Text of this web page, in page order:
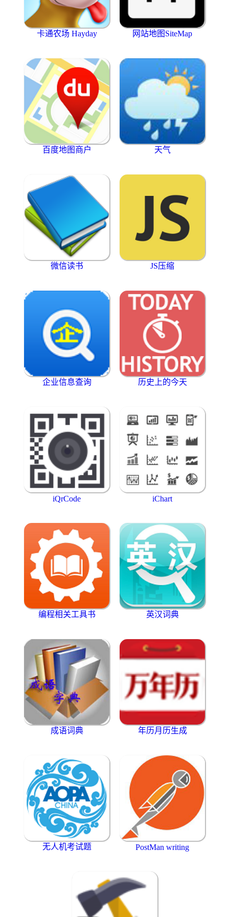
卡通农场 Hayday 网站地图SiteMap
百度地图商户 天气
微信读书 JS压缩
企业信息查询 历史上的今天
iQrCode iChart
编程相关工具书 英汉词典
成语词典 年历月历生成
无人机考试题 PostMan writing